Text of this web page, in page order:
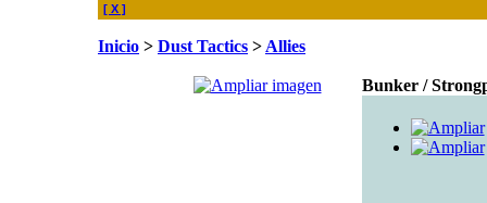
[ X ]
Inicio > Dust Tactics > Allies
Bunker /